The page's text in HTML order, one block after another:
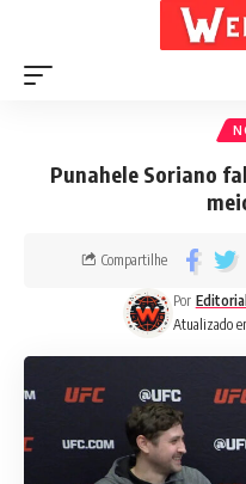
Punahele Soriano
Atualizado
Por
Compartilhe